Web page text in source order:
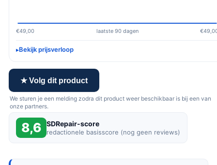
€49,00 laatste 90 dagen
Bekijk prijsverloop
★ Volg dit product
We sturen je een melding zodra dit product weer beschikbaar is bij een van
onze partners.
8,6 SDRepair-score
redactionele basisscore (nog geen reviews)